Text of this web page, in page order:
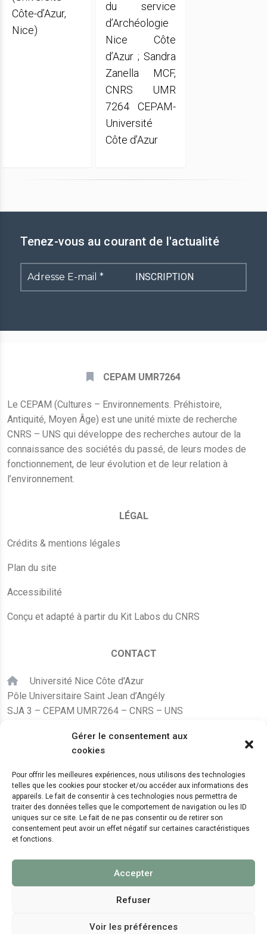
Gérer le consentement aux
cookies
Pour offrir les meilleures expériences, nous utilisons des technologies
telles que les cookies pour stocker et/ou accéder aux informations des
appareils. Le fait de consentir à ces technologies nous permettra de
traiter des données telles que le comportement de navigation ou les ID
uniques sur ce site. Le fait de ne pas consentir ou de retirer son
consentement peut avoir un effet négatif sur certaines caractéristiques
et fonctions.
Accepter
Refuser
Voir les préférences
Côte-d’Azur,
Nice)
du service
d’Archéologie
Nice Côte
d’Azur ; Sandra
Zanella MCF,
CNRS UMR
7264 CEPAM-
Université
Côte d’Azur
Tenez-vous au courant de l'actualité
Adresse
E-
CEPAM UMR7264
Le CEPAM (Cultures – Environnements. Préhistoire,
Antiquité, Moyen Âge) est une unité mixte de recherche
CNRS – UNS qui développe des recherches autour de la
connaissance des sociétés du passé, de leurs modes de
fonctionnement, de leur évolution et de leur relation à
l’environnement.
LÉGAL
Crédits & mentions légales
Plan du site
Accessibilité
Conçu et adapté à partir du Kit Labos du CNRS
CONTACT
Université Nice Côte d'Azur
Pôle Universitaire Saint Jean d’Angély
SJA 3 – CEPAM UMR7264 – CNRS – UNS
+33 (0)4 89 15 24 08
LE CEPAM EST HÉBERGÉ PAR
© 2024 Copyright:CEPAM UMR7264, CNRS, CNRS